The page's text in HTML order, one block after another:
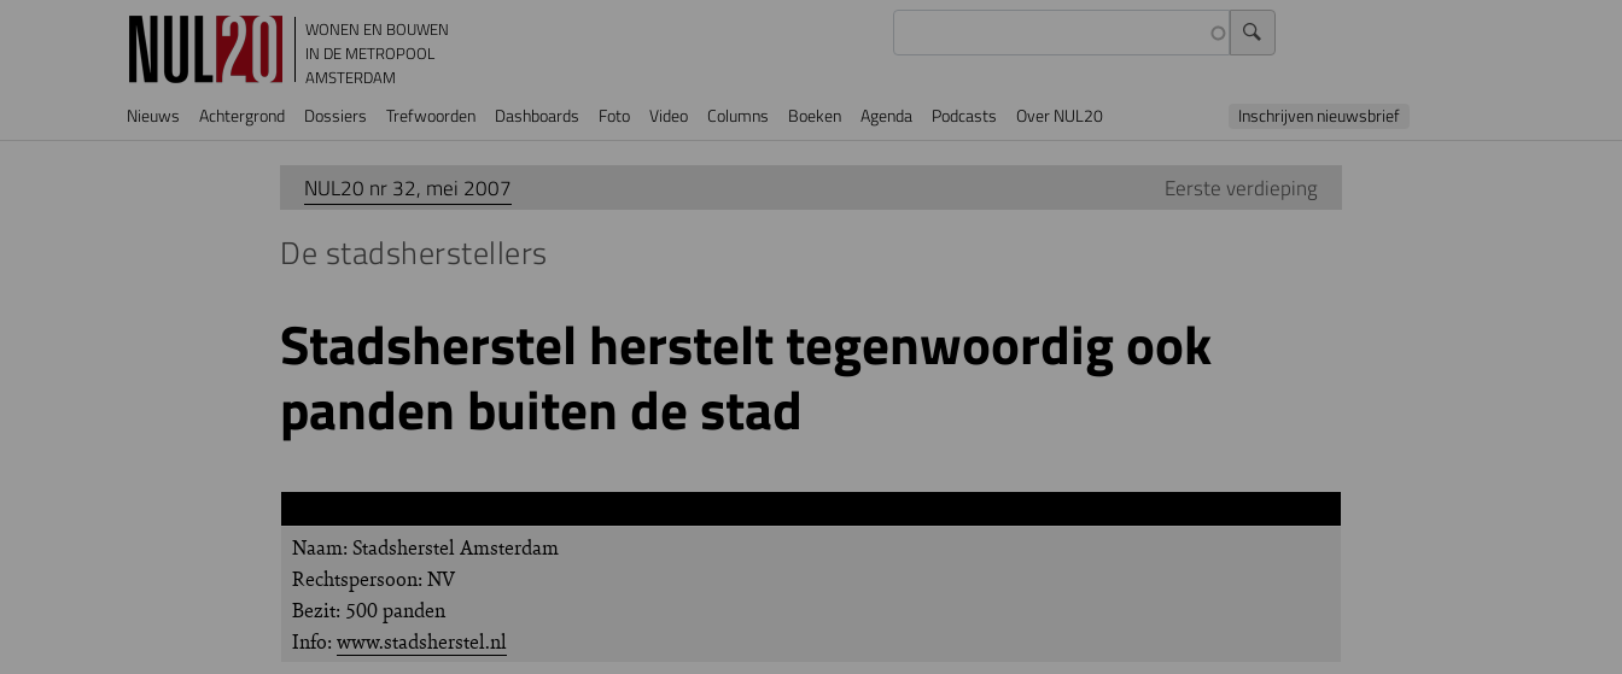
Overslaan en naar de inhoud gaan
WONEN EN BOUWEN
IN DE METROPOOL
AMSTERDAM
Hoofdnavigatie
Nieuws Achtergrond Dossiers Trefwoorden Dashboards Foto Video Columns Boeken Agenda Podcasts Over NUL20 Inschrijven nieuwsbrief
NUL20 nr 32, mei 2007 Eerste verdieping
De stadsherstellers
Stadsherstel herstelt tegenwoordig ook
panden buiten de stad
Naam: Stadsherstel Amsterdam
Rechtspersoon: NV
Bezit: 500 panden
Info: www.stadsherstel.nl